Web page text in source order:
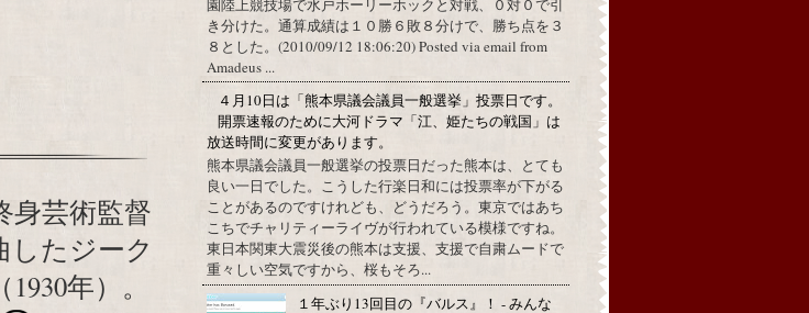
身芸術監督
したジーク
年）。
園陸上競技場で水戸ホーリーホックと対戦、０対０で引
き分けた。通算成績は１０勝６敗８分けで、勝ち点を３
８とした。(2010/09/12 18:06:20) Posted via email from
Amadeus ...
４月10日は「熊本県議会議員一般選挙」投票日です。
開票速報のために大河ドラマ「江、姫たちの戦国」は
放送時間に変更があります。
熊本県議会議員一般選挙の投票日だった熊本は、とても
良い一日でした。こうした行楽日和には投票率が下がる
ことがあるのですけれども、どうだろう。東京ではあち
こちでチャリティーライヴが行われている模様ですね。
東日本関東大震災後の熊本は支援、支援で自粛ムードで
重々しい空気ですから、桜もそろ...
１年ぶり13回目の『バルス』！ - みんな